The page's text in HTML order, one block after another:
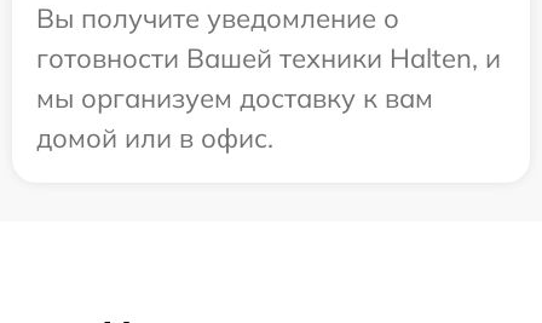
Вы получите уведомление о
готовности Вашей техники Halten, и
мы организуем доставку к вам
домой или в офис.